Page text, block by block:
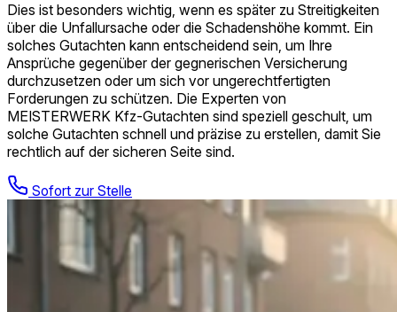
Dies ist besonders wichtig, wenn es später zu Streitigkeiten
über die Unfallursache oder die Schadenshöhe kommt. Ein
solches Gutachten kann entscheidend sein, um Ihre
Ansprüche gegenüber der gegnerischen Versicherung
durchzusetzen oder um sich vor ungerechtfertigten
Forderungen zu schützen. Die Experten von
MEISTERWERK Kfz-Gutachten sind speziell geschult, um
solche Gutachten schnell und präzise zu erstellen, damit Sie
rechtlich auf der sicheren Seite sind.
Sofort zur Stelle